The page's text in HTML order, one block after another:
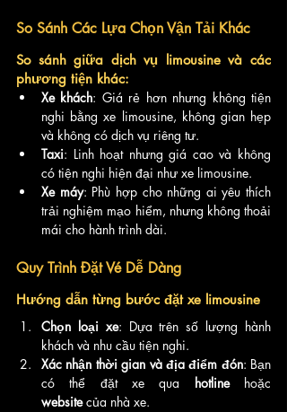
So Sánh Các Lựa Chọn Vận Tải Khác
So sánh giữa dịch vụ limousine và các
phương tiện khác:
Xe khách: Giá rẻ hơn nhưng không tiện
nghi bằng xe limousine, không gian hẹp
và không có dịch vụ riêng tư.
Taxi: Linh hoạt nhưng giá cao và không
có tiện nghi hiện đại như xe limousine.
Xe máy: Phù hợp cho những ai yêu thích
trải nghiệm mạo hiểm, nhưng không thoải
mái cho hành trình dài.
Quy Trình Đặt Vé Dễ Dàng
Hướng dẫn từng bước đặt xe limousine
Chọn loại xe: Dựa trên số lượng hành
khách và nhu cầu tiện nghi.
Xác nhận thời gian và địa điểm đón: Bạn
có thể đặt xe qua
hotline
website của nhà xe.